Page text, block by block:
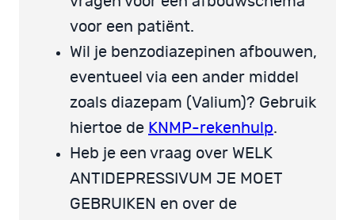
voor een patiënt.
Wil je benzodiazepinen afbouwen,
eventueel via een ander middel
zoals diazepam (Valium)? Gebruik
hiertoe de KNMP-rekenhulp.
Heb je een vraag over WELK
ANTIDEPRESSIVUM JE MOET
GEBRUIKEN en over de